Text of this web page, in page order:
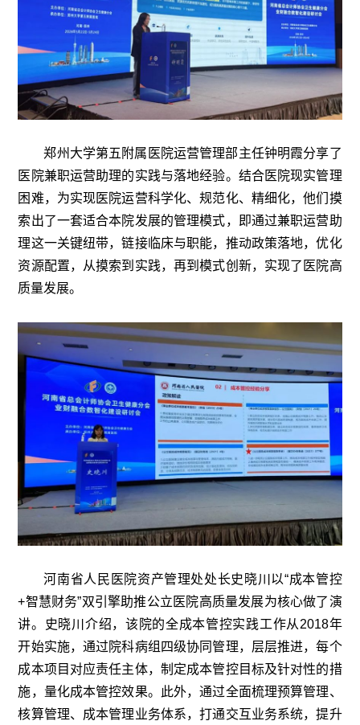
郑州大学第五附属医院运营管理部主任钟明霞分享了
医院兼职运营助理的实践与落地经验。结合医院现实管理
困难，为实现医院运营科学化、规范化、精细化，他们摸
索出了一套适合本院发展的管理模式，即通过兼职运营助
理这一关键纽带，链接临床与职能，推动政策落地，优化
资源配置，从摸索到实践，再到模式创新，实现了医院高
质量发展。
河南省人民医院资产管理处处长史晓川以“成本管控
+智慧财务”双引擎助推公立医院高质量发展为核心做了演
讲。史晓川介绍，该院的全成本管控实践工作从2018年
开始实施，通过院科病组四级协同管理，层层推进，每个
成本项目对应责任主体，制定成本管控目标及针对性的措
施，量化成本管控效果。此外，通过全面梳理预算管理、
核算管理、成本管理业务体系，打通交互业务系统，提升